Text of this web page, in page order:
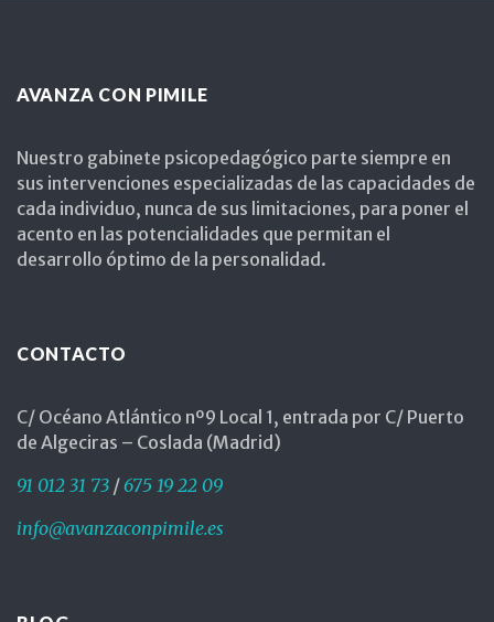
AVANZA CON PIMILE
Nuestro gabinete psicopedagógico parte siempre en
sus intervenciones especializadas de las capacidades de
cada individuo, nunca de sus limitaciones, para poner el
acento en las potencialidades que permitan el
desarrollo óptimo de la personalidad.
CONTACTO
C/ Océano Atlántico nº9 Local 1, entrada por C/ Puerto
de Algeciras – Coslada (Madrid)
91 012 31 73 /675 19 22 09
info@avanzaconpimile.es